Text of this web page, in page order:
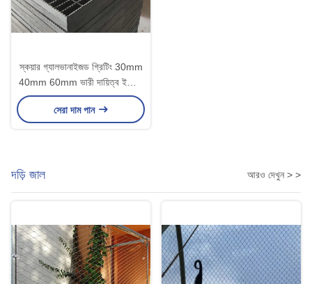
স্কয়ার গ্যালভানাইজড গ্রিটিং 30mm
40mm 60mm ভারী দায়িত্ব ইস্পাত
গ্রিটিং
সেরা দাম পান
দড়ি জাল আরও দেখুন > >